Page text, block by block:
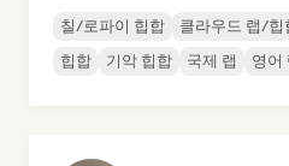
칠/로파이 힙합 클라우드 랩/힙
힙합
기악 힙합 국제 랩 영어